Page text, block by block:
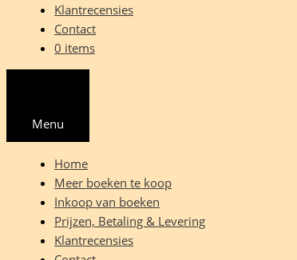
Klantrecensies
Contact
0 items
Menu
Home
Meer boeken te koop
Inkoop van boeken
Prijzen, Betaling & Levering
Klantrecensies